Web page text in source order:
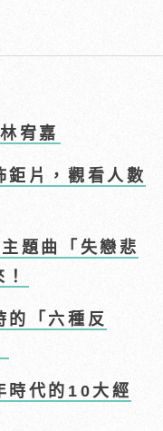
宥嘉
鉅片，觀看人數
題曲「失戀悲
的「六種反
時代的10大經